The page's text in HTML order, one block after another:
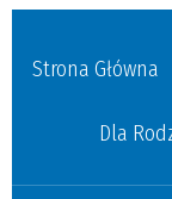
Strona Główna
Dla